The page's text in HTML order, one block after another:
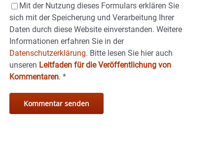
Mit der Nutzung dieses Formulars erklären Sie
sich mit der Speicherung und Verarbeitung Ihrer
Daten durch diese Website einverstanden. Weitere
Informationen erfahren Sie in der
Datenschutzerklärung. Bitte lesen Sie hier auch
unseren Leitfaden für die Veröffentlichung von
Kommentaren. *